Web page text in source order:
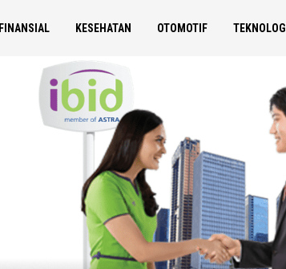
FINANSIAL KESEHATAN OTOMOTIF TEKNOLOGI